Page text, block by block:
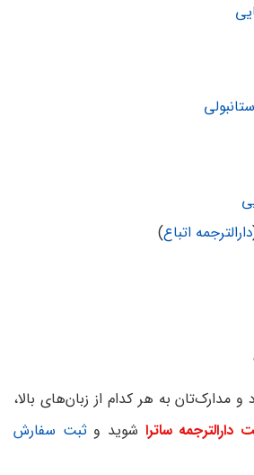
دارالترجمه اتباع)
مدارک‌تان به هر کدام از زبان‌های بالا،
دارالترجمه ساترا شوید وثبت سفارش